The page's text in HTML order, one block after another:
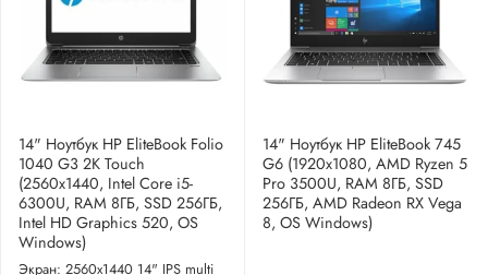
14" Ноутбук HP EliteBook Folio
1040 G3 2K Touch
(2560x1440, Intel Core i5-
6300U, RAM 8ГБ, SSD 256ГБ,
Intel HD Graphics 520, OS
Windows)
Экран: 2560x1440 14" IPS multi
14" Ноутбук HP EliteBook 745
G6 (1920x1080, AMD Ryzen 5
Pro 3500U, RAM 8ГБ, SSD
256ГБ, AMD Radeon RX Vega
8, OS Windows)